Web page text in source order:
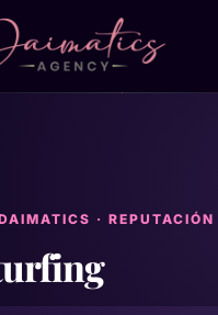
· REPUTACIÓN
Business AI